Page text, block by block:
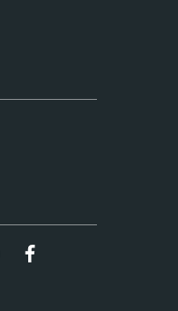
Medium